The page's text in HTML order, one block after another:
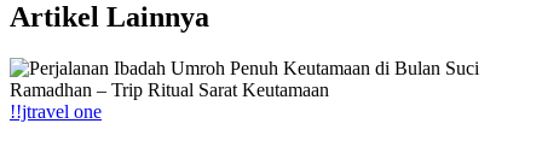
Artikel Lainnya
!!jtravel one